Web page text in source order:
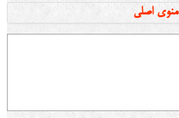
منوی اصلی